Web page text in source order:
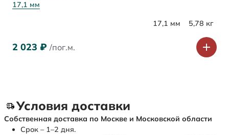
17,1 мм
17,1 мм 5,78 кг
2 023 ₽ /пог.м.
Условия доставки
Собственная доставка по Москве и Московской области
Срок – 1–2 дня.